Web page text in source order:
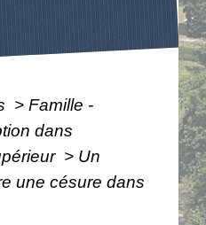
> Famille -
dans
> Un
une césure dans